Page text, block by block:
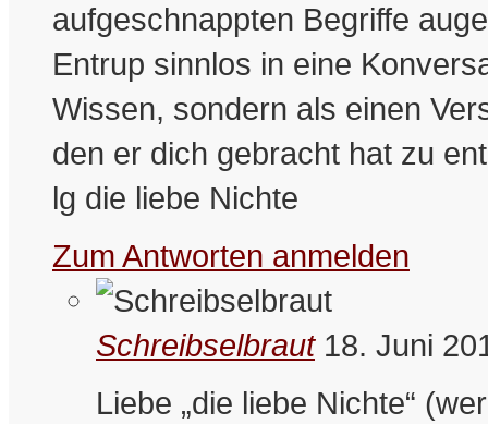
aufgeschnappten Begriffe
Entrup sinnlos in eine
Wissen, sondern als einen
den er dich gebracht hat zu
lg die liebe Nichte
Zum Antworten anmelden
Schreibselbraut 18. Juni
Liebe „die liebe Nichte“